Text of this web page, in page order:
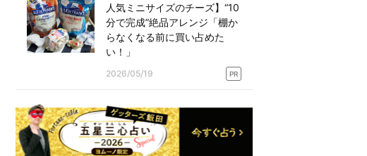
人気ミニサイズのチーズ】“10
分で完成”絶品アレンジ「棚か
らなくなる前に買い占めた
い！」
2026/05/19 PR